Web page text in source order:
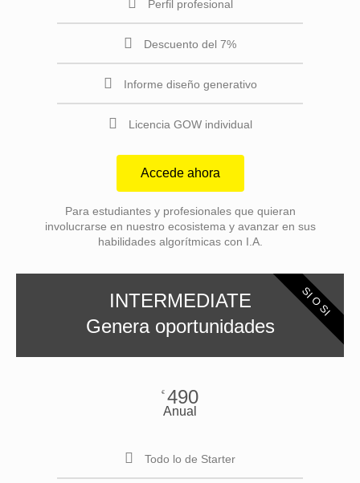
Perfil profesional
Descuento del 7%
Informe diseño generativo
Licencia GOW individual
Accede ahora
Para estudiantes y profesionales que quieran
involucrarse en nuestro ecosistema y avanzar en sus
habilidades algorítmicas con I.A.
SI O SI
INTERMEDIATE
Genera oportunidades
€ 490
Anual
Todo lo de Starter